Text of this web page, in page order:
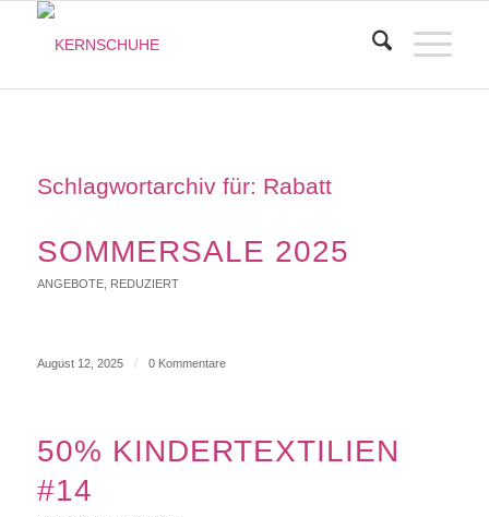
Schlagwortarchiv für: Rabatt
SOMMERSALE 2025
ANGEBOTE, REDUZIERT
August 12, 2025 / 0 Kommentare
50% KINDERTEXTILIEN
#14